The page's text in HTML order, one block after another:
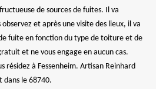
de sources de fuites. Il va
observez et après une visite des lieux, il va
fuite en fonction du type de toiture et de
et ne vous engage en aucun cas.
résidez à Fessenheim. Artisan Reinhard
le 68740.